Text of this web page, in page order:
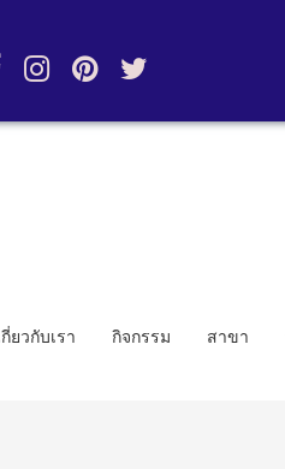
กี่ยวกับเรา กิจกรรม สาขา